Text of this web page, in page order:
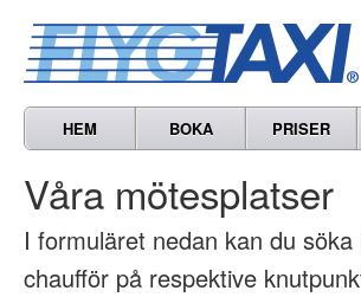
HEM BOKA PRISER
Våra mötesplatser
I formuläret nedan kan du
chaufför på respektive